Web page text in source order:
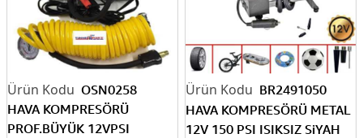
OSN0258
HAVA KOMPRESÖRÜ
PROF.BÜYÜK 12VPSI
BR2491050
HAVA KOMPRESÖRÜ METAL
12V 150 PSI ISIKSIZ SiYAH